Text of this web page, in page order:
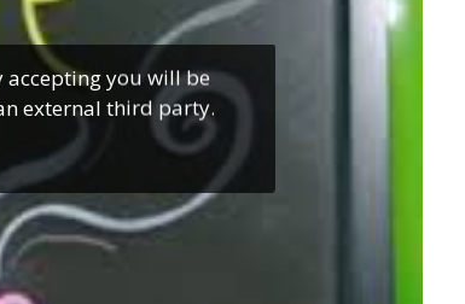
accepting you will be
external third party.